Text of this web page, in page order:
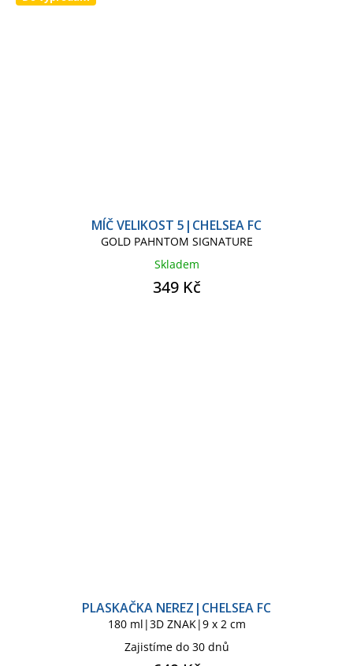
MÍČ VELIKOST 5|CHELSEA FC
GOLD PAHNTOM SIGNATURE
Skladem
349 Kč
PLASKAČKA NEREZ|CHELSEA FC
180 ml|3D ZNAK|9 x 2 cm
Zajistíme do 30 dnů